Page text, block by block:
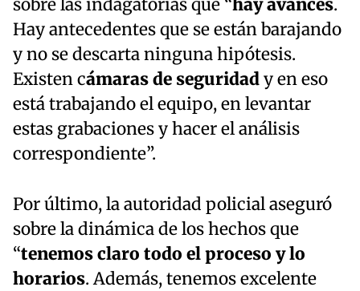
sobre las indagatorias que “hay avances.
Hay antecedentes que se están barajando
y no se descarta ninguna hipótesis.
Existen cámaras de seguridady en eso
está trabajando el equipo, en levantar
estas grabaciones y hacer el análisis
correspondiente”.
Por último, la autoridad policial aseguró
sobre la dinámica de los hechos que
“tenemos claro todo el proceso y lo
horarios. Además, tenemos excelente